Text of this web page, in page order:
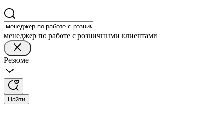
менеджер по работе с розничными клиентами
Резюме
Найти